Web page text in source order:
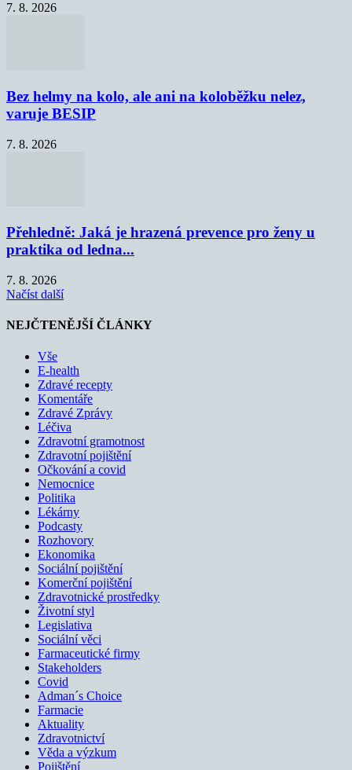
7. 8. 2026
Bez helmy na kolo, ale ani na koloběžku nelez,
varuje BESIP
7. 8. 2026
Přehledně: Jaká je hrazená prevence pro ženy u
praktika od ledna...
7. 8. 2026
Načíst další
NEJČTENĚJŠÍ ČLÁNKY
Vše
E-health
Zdravé recepty
Komentáře
Zdravé Zprávy
Léčiva
Zdravotní gramotnost
Zdravotní pojištění
Očkování a covid
Nemocnice
Politika
Lékárny
Podcasty
Rozhovory
Ekonomika
Sociální pojištění
Komerční pojištění
Zdravotnické prostředky
Životní styl
Legislativa
Sociální věci
Farmaceutické firmy
Stakeholders
Covid
Adman´s Choice
Farmacie
Aktuality
Zdravotnictví
Věda a výzkum
Pojištění